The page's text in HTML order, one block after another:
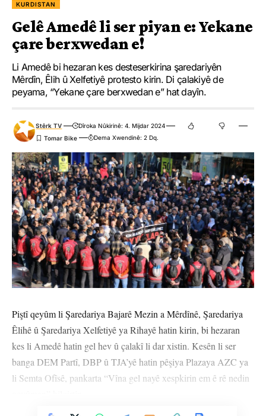
KURDISTAN
Gelê Amedê li ser piyan e: Yekane
çare berxwedan e!
Li Amedê bi hezaran kes desteserkirina şaredariyên
Mêrdîn, Êlih û Xelfetiyê protesto kirin. Di çalakiyê de
peyama, “Yekane çare berxwedan e” hat dayîn.
Stêrk TV
Dîroka Nûkirinê: 4. Mijdar 2024
Dema Xwendinê: 2 Dq.
Piştî qeyûm li Şaredariya Bajarê Mezin a Mêrdînê, Şaredariya
Êlihê û Şaredariya Xelfetiyê ya Rihayê hatin kirin, bi hezaran
kes li Amedê hatin gel hev û çalakî li dar xistin. Kesên li ser
banga DEM Partî, DBP û TJA’yê hatin pêşiya Plazaya AZC ya
li Semta Ofîsê, pankarta “Vîna gel nayê xespkirin em ê rê nedin